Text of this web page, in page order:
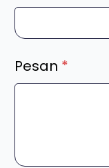
Pesan *